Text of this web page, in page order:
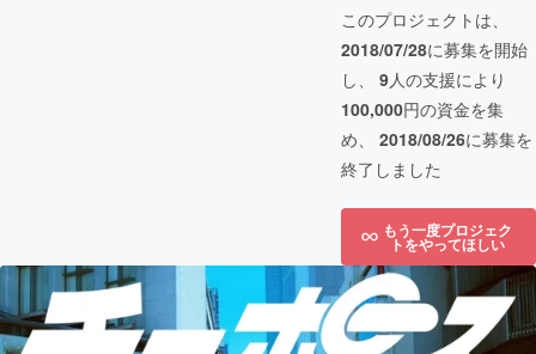
このプロジェクトは、
2018/07/28に募集を開始
し、 9人の支援により
100,000円の資金を集
め、 2018/08/26に募集を
終了しました
もう一度プロジェク
トをやってほしい